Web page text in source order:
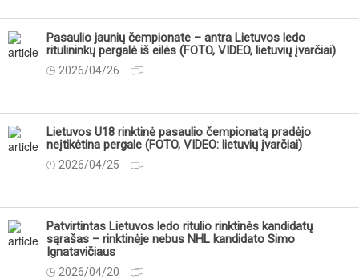
Pasaulio jaunių čempionate – antra Lietuvos ledo
ritulininkų pergalė iš eilės (FOTO, VIDEO, lietuvių įvarčiai)
2026/04/26
Lietuvos U18 rinktinė pasaulio čempionatą pradėjo
neįtikėtina pergale (FOTO, VIDEO: lietuvių įvarčiai)
2026/04/25
Patvirtintas Lietuvos ledo ritulio rinktinės kandidatų
sąrašas – rinktinėje nebus NHL kandidato Simo
Ignatavičiaus
2026/04/20